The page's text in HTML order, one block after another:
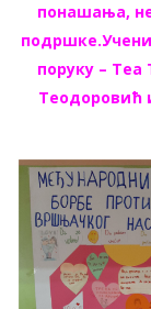
понашања,
поруку –
Теодоровић